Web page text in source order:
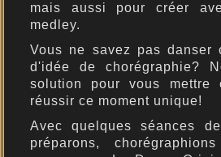
mais aussi pour créer
medley.
Vous ne savez pas danser
d'idée de chorégraphie?
solution pour vous mettre
réussir ce moment unique!
Avec quelques séances
préparons,